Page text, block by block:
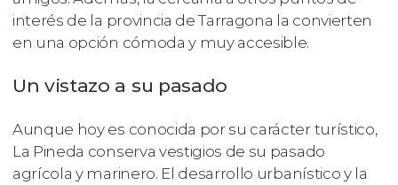
interés de la provincia de Tarragona la convierten
en una opción cómoda y muy accesible.
Un vistazo a su pasado
Aunque hoy es conocida por su carácter turístico,
La Pineda conserva vestigios de su pasado
agrícola y marinero. El desarrollo urbanístico y la